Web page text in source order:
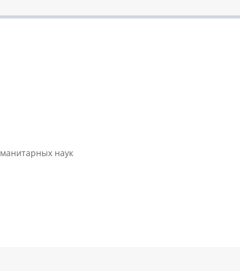
наук